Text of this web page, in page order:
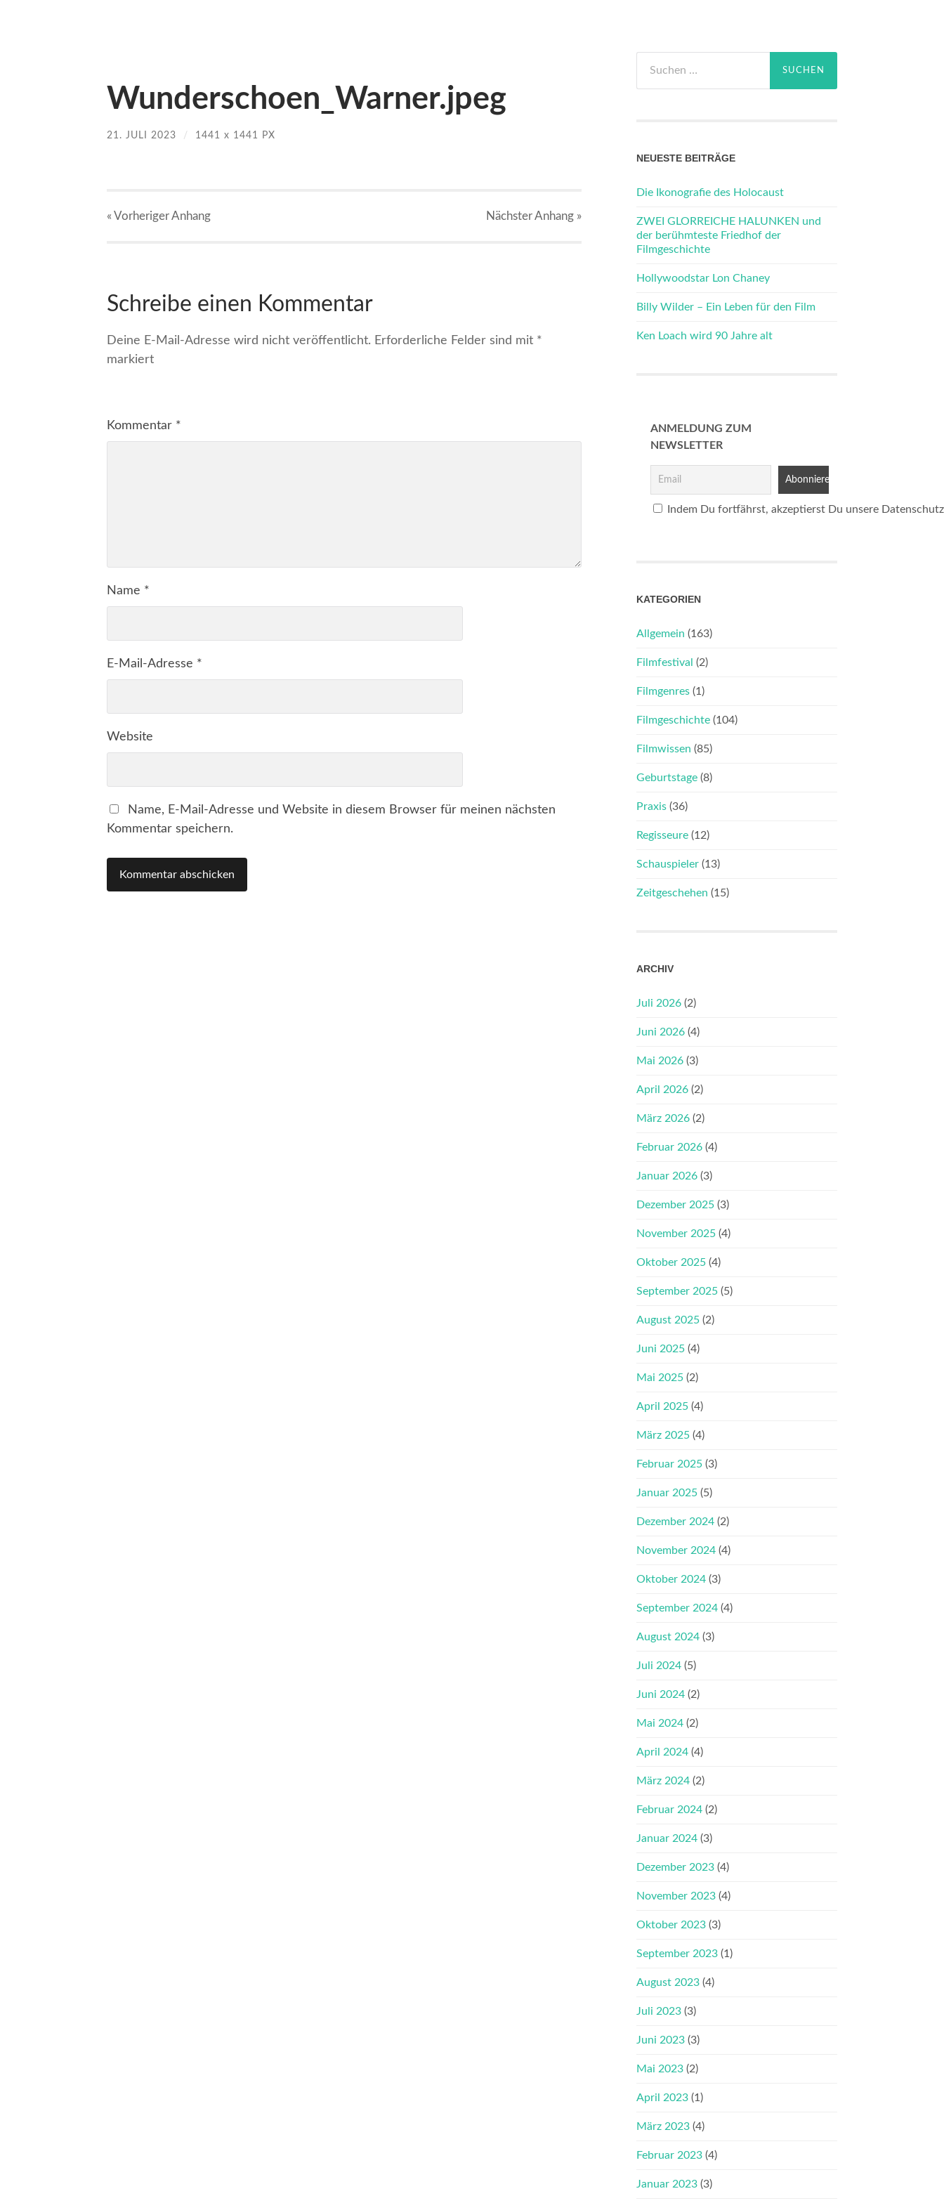
Wunderschoen_Warner.jpeg
21. JULI 2023 / 1441 x 1441 PX
« VorherigerAnhang NächsterAnhang »
Schreibe einen Kommentar
Deine E-Mail-Adresse wird nicht veröffentlicht. Erforderliche Felder sind mit *
markiert
Kommentar *
Name *
E-Mail-Adresse *
Website
Name, E-Mail-Adresse und Website in diesem Browser für meinen nächsten
Kommentar speichern.
nach:
NEUESTE BEITRÄGE
Die Ikonografie des Holocaust
ZWEI GLORREICHE HALUNKEN und
der berühmteste Friedhof der
Filmgeschichte
Hollywoodstar Lon Chaney
Billy Wilder – Ein Leben für den Film
Ken Loach wird 90 Jahre alt
ANMELDUNG ZUM
NEWSLETTER
Indem Du fortfährst, akzeptierst Du unsere
KATEGORIEN
Allgemein (163)
Filmfestival (2)
Filmgenres (1)
Filmgeschichte (104)
Filmwissen (85)
Geburtstage (8)
Praxis (36)
Regisseure (12)
Schauspieler (13)
Zeitgeschehen (15)
ARCHIV
Juli 2026 (2)
Juni 2026 (4)
Mai 2026 (3)
April 2026 (2)
März 2026 (2)
Februar 2026 (4)
Januar 2026 (3)
Dezember 2025 (3)
November 2025 (4)
Oktober 2025 (4)
September 2025 (5)
August 2025 (2)
Juni 2025 (4)
Mai 2025 (2)
April 2025 (4)
März 2025 (4)
Februar 2025 (3)
Januar 2025 (5)
Dezember 2024 (2)
November 2024 (4)
Oktober 2024 (3)
September 2024 (4)
August 2024 (3)
Juli 2024 (5)
Juni 2024 (2)
Mai 2024 (2)
April 2024 (4)
März 2024 (2)
Februar 2024 (2)
Januar 2024 (3)
Dezember 2023 (4)
November 2023 (4)
Oktober 2023 (3)
September 2023 (1)
August 2023 (4)
Juli 2023 (3)
Juni 2023 (3)
Mai 2023 (2)
April 2023 (1)
März 2023 (4)
Februar 2023 (4)
Januar 2023 (3)